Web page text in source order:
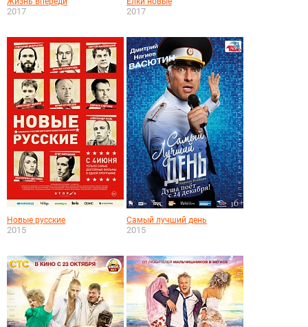
2017 2017
Новые русские
2015
Самый лучший день
2015